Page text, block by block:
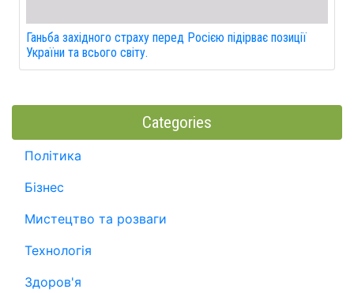
Ганьба західного страху перед Росією підірває позиції
України та всього світу.
Categories
Політика
Бізнес
Мистецтво та розваги
Технологія
Здоров'я